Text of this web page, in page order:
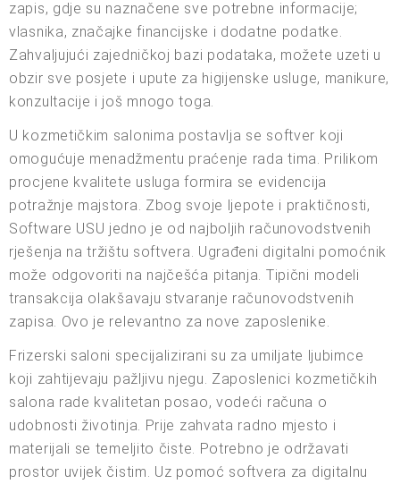
zapis, gdje su naznačene sve potrebne informacije;
vlasnika, značajke financijske i dodatne podatke.
Zahvaljujući zajedničkoj bazi podataka, možete uzeti u
obzir sve posjete i upute za higijenske usluge, manikure,
konzultacije i još mnogo toga.
U kozmetičkim salonima postavlja se softver koji
omogućuje menadžmentu praćenje rada tima. Prilikom
procjene kvalitete usluga formira se evidencija
potražnje majstora. Zbog svoje ljepote i praktičnosti,
Software USU jedno je od najboljih računovodstvenih
rješenja na tržištu softvera. Ugrađeni digitalni pomoćnik
može odgovoriti na najčešća pitanja. Tipični modeli
transakcija olakšavaju stvaranje računovodstvenih
zapisa. Ovo je relevantno za nove zaposlenike.
Frizerski saloni specijalizirani su za umiljate ljubimce
koji zahtijevaju pažljivu njegu. Zaposlenici kozmetičkih
salona rade kvalitetan posao, vodeći računa o
udobnosti životinja. Prije zahvata radno mjesto i
materijali se temeljito čiste. Potrebno je održavati
prostor uvijek čistim. Uz pomoć softvera za digitalnu